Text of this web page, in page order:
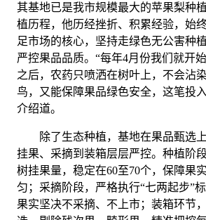
其基地已是我市规模最大的苹果梨种
植历程，他历经挫折、积累经验，始
足市场的核心，坚持走绿色无公害种
严控果品品质。“每年4月份我们就开
之后，农药只喷洒在树叶上，不会沾
鸟，又能保障果品绿色安全，这笔投
介绍道。
除了生态种植，基地在果品甄选上
挂果、采摘到装箱层层严控。种植阶
树挂果量，稳定在60至70个，保障果
匀；采摘阶段，严格执行“七两起步”
果实坚决不采摘、不上市；装箱环节